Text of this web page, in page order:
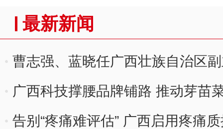
最新新闻
曹志强、蓝晓任广西壮族自治区
广西科技撑腰品牌铺路 推动芽苗
告别“疼痛难评估” 广西启用疼痛